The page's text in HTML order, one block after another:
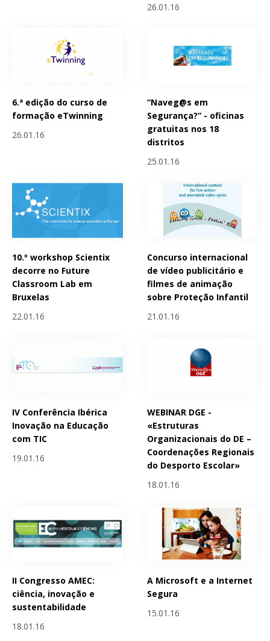
26.01.16
6.ª edição do curso de
formação eTwinning
26.01.16
“Naveg@s em
Segurança?” - oficinas
gratuitas nos 18
distritos
25.01.16
10.º workshop Scientix
decorre no Future
Classroom Lab em
Bruxelas
22.01.16
Concurso internacional
de vídeo publicitário e
filmes de animação
sobre Proteção Infantil
21.01.16
IV Conferência Ibérica
Inovação na Educação
com TIC
19.01.16
WEBINAR DGE -
«Estruturas
Organizacionais do DE –
Coordenações Regionais
do Desporto Escolar»
18.01.16
II Congresso AMEC:
ciência, inovação e
sustentabilidade
18.01.16
A Microsoft e a Internet
Segura
15.01.16